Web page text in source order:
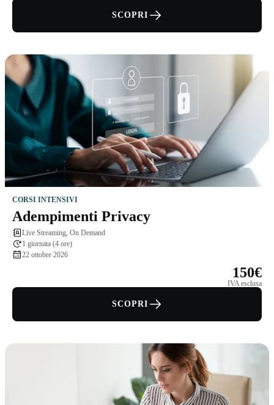
SCOPRI
CORSI INTENSIVI
Adempimenti Privacy
Live Streaming, On Demand
1 giornata (4 ore)
22 ottobre 2026
150€
IVA esclusa
SCOPRI